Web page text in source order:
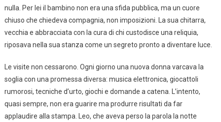
nulla. Per lei il bambino non era una sfida pubblica, ma un cuore
chiuso che chiedeva compagnia, non imposizioni. La sua chitarra,
vecchia e abbracciata con la cura di chi custodisce una reliquia,
riposava nella sua stanza come un segreto pronto a diventare luce.
Le visite non cessarono. Ogni giorno una nuova donna varcava la
soglia con una promessa diversa: musica elettronica, giocattoli
rumorosi, tecniche d’urto, giochi e domande a catena. L’intento,
quasi sempre, non era guarire ma produrre risultati da far
applaudire alla stampa. Leo, che aveva perso la parola la notte